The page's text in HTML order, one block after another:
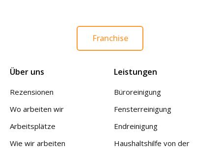
Franchise
Über uns
Rezensionen
Wo arbeiten wir
Arbeitsplätze
Wie wir arbeiten
Leistungen
Büroreinigung
Fensterreinigung
Endreinigung
Haushaltshilfe von der